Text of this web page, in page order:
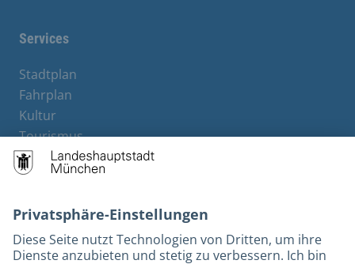
Services
Stadtplan
Fahrplan
Kultur
Tourismus
M-Strom
Bürgerservice
Rechtliches und Kontakt